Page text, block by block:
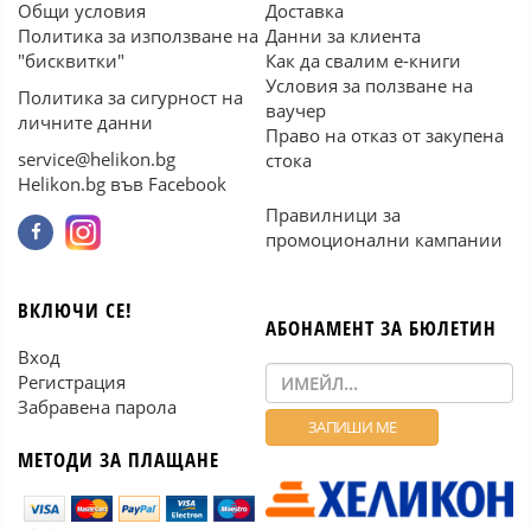
Общи условия
Политика за използване на
"бисквитки"
Политика за сигурност на
личните данни
service@helikon.bg
Helikon.bg във Facebook
Доставка
Данни за клиента
Как да свалим е-книги
Условия за ползване на
ваучер
Право на отказ от закупена
стока
Правилници за
промоционални кампании
ВКЛЮЧИ СЕ!
Вход
Регистрация
Забравена парола
МЕТОДИ ЗА ПЛАЩАНЕ
АБОНАМЕНТ ЗА БЮЛЕТИН